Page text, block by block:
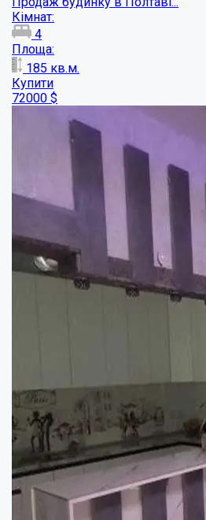
Новий будинок, Супрунівка...
Кімнат:
1
Площа:
кв.м.